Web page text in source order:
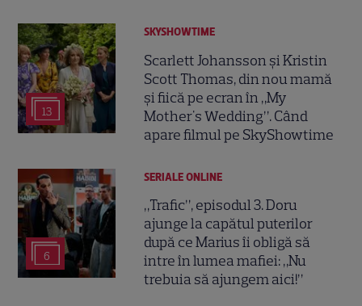
13
SKYSHOWTIME
Scarlett Johansson și Kristin
Scott Thomas, din nou mamă
și fiică pe ecran în „My
Mother's Wedding”. Când
apare filmul pe SkyShowtime
6
SERIALE ONLINE
„Trafic”, episodul 3. Doru
ajunge la capătul puterilor
după ce Marius îi obligă să
intre în lumea mafiei: „Nu
trebuia să ajungem aici!”